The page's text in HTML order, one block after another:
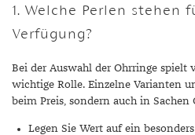
1. Welche Perlen stehen
Verfügung?
Bei der Auswahl der Ohrringe spielt
wichtige Rolle. Einzelne Varianten
beim Preis, sondern auch in Sachen
Legen Sie Wert auf ein